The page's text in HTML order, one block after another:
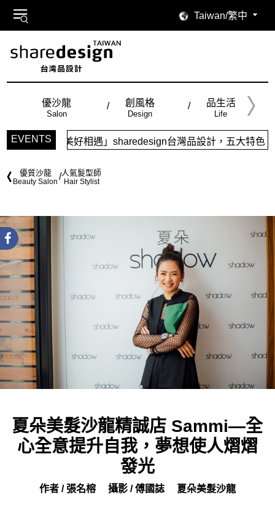
Taiwan/繁中
優沙龍
Salon
創風格
Design
品生活
Life
EVENTS
遇」sharedesign台灣品設計，五大特色主題，簡潔視覺配色
優質沙龍
Beauty Salon
人氣髮型師
Hair Stylist
夏朵美髮沙龍精誠店 Sammi—全
心全意提升自我，夢想使人熠熠
發光
作者 / 張名榕 攝影 / 傅國誌 夏朵美髮沙龍